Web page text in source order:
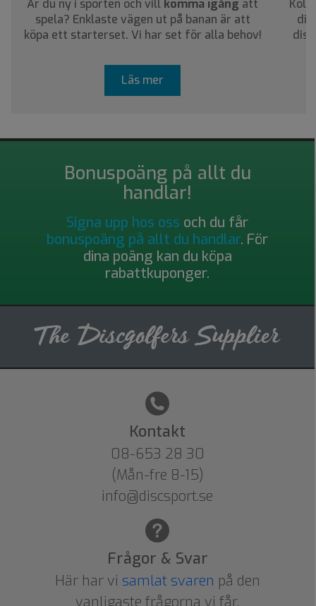
Är du ny i sporten och vill komma igång att
spela? Enklaste vägen ut på banan är att
köpa ett starterset. Vi har set för alla behov!
Läs mer
Bonuspoäng på allt du
handlar!
Signa upp hos oss och du får
bonuspoäng på allt du handlar. För
dina poäng kan du köpa
rabattkuponger.
Kontakt
08-653 28 30
(Mån-fre 8-15)
info@discsport.se
Frågor & Svar
Här har vi samlat svaren på den
vanligaste frågorna vi får.